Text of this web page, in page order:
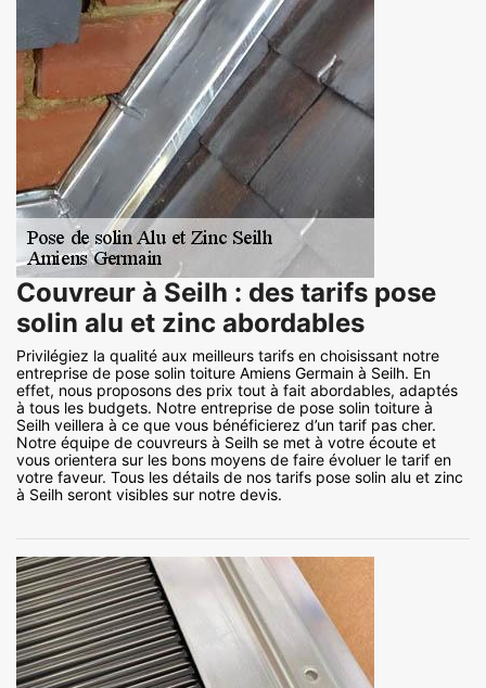
Couvreur à Seilh : des tarifs pose
solin alu et zinc abordables
Privilégiez la qualité aux meilleurs tarifs en choisissant notre
entreprise de pose solin toiture Amiens Germain à Seilh. En
effet, nous proposons des prix tout à fait abordables, adaptés
à tous les budgets. Notre entreprise de pose solin toiture à
Seilh veillera à ce que vous bénéficierez d’un tarif pas cher.
Notre équipe de couvreurs à Seilh se met à votre écoute et
vous orientera sur les bons moyens de faire évoluer le tarif en
votre faveur. Tous les détails de nos tarifs pose solin alu et zinc
à Seilh seront visibles sur notre devis.